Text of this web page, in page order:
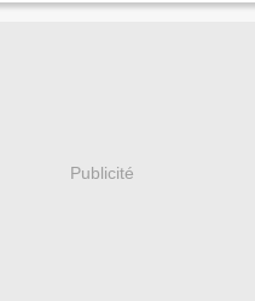
Publicité